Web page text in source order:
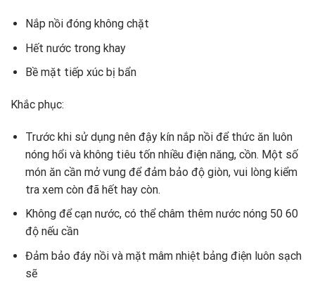
Nắp nồi đóng không chặt
Hết nước trong khay
Bề mặt tiếp xúc bị bẩn
Khắc phục:
Trước khi sử dụng nên đậy kín nắp nồi để thức ăn luôn
nóng hổi và không tiêu tốn nhiều điện năng, cồn. Một số
món ăn cần mở vung để đảm bảo độ giòn, vui lòng kiểm
tra xem còn đã hết hay còn.
Không để cạn nước, có thể châm thêm nước nóng 50 60
độ nếu cần
Đảm bảo đáy nồi và mặt mâm nhiệt bảng điện luôn sạch
sẽ